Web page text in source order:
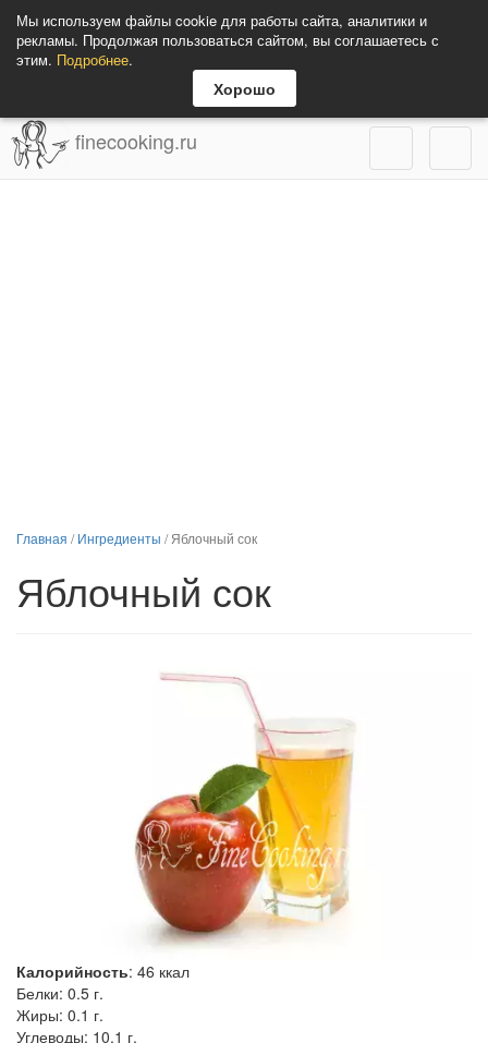
Мы используем файлы cookie для работы сайта, аналитики и
рекламы. Продолжая пользоваться сайтом, вы соглашаетесь с
этим. Подробнее.
Хорошо
finecooking.ru
Главная /Ингредиенты /Яблочный сок
Яблочный сок
Калорийность: 46 ккал
Белки: 0.5 г.
Жиры: 0.1 г.
Углеводы: 10.1 г.